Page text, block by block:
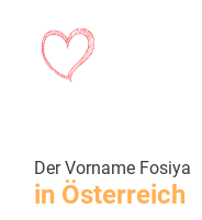
Der Vorname Fosiya
in Österreich